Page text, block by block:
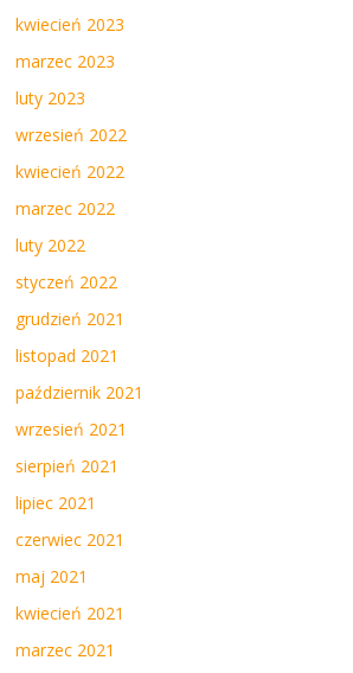
kwiecień 2023
marzec 2023
luty 2023
wrzesień 2022
kwiecień 2022
marzec 2022
luty 2022
styczeń 2022
grudzień 2021
listopad 2021
październik 2021
wrzesień 2021
sierpień 2021
lipiec 2021
czerwiec 2021
maj 2021
kwiecień 2021
marzec 2021